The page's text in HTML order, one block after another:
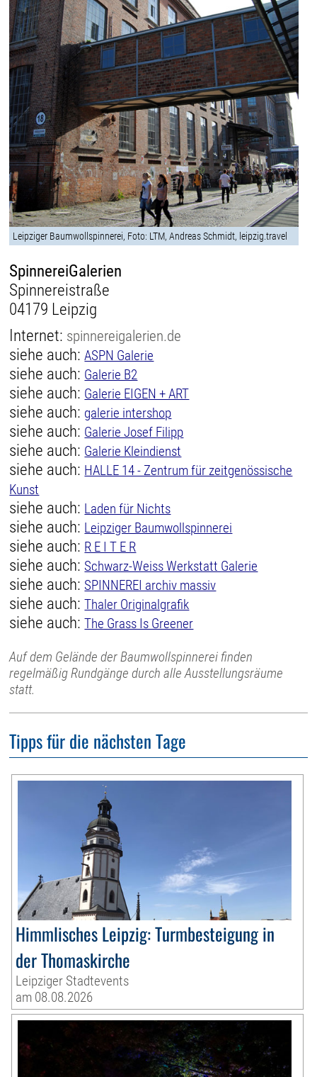
Leipziger Baumwollspinnerei, Foto: LTM, Andreas Schmidt, leipzig.travel
SpinnereiGalerien
Spinnereistraße
04179 Leipzig
Internet: spinnereigalerien.de
siehe auch:ASPN Galerie
siehe auch: Galerie B2
siehe auch: Galerie EIGEN + ART
siehe auch: galerie intershop
siehe auch: Galerie Josef Filipp
siehe auch: Galerie Kleindienst
siehe auch: HALLE 14 - Zentrum für zeitgenössische
Kunst
siehe auch: Laden für Nichts
siehe auch: Leipziger Baumwollspinnerei
siehe auch: R E I T E R
siehe auch: Schwarz-Weiss Werkstatt Galerie
siehe auch: SPINNEREI archiv massiv
siehe auch:Thaler Originalgrafik
siehe auch:The Grass Is Greener
Auf dem Gelände der Baumwollspinnerei finden
regelmäßig Rundgänge durch alle Ausstellungsräume
statt.
Tipps für die nächsten Tage
Himmlisches Leipzig: Turmbesteigung in
der Thomaskirche
Leipziger Stadtevents
am 08.08.2026